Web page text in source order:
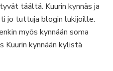
täältä. Kuurin kynnäs ja
jo tuttuja blogin lukijoille.
myös kynnään soma
Kuurin kynnään kylistä